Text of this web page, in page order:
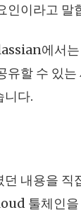
인이라고 말
에서
유할 수 있
니다.
던 내용을 직
툴체인을